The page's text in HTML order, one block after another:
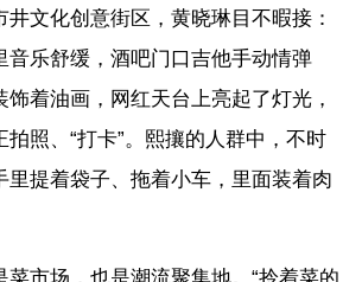
井文化创意街区，黄晓琳目不暇接：
音乐舒缓，酒吧门口吉他手动情弹
着油画，网红天台上亮起了灯光，
照、“打卡”。熙攘的人群中，不时
里提着袋子、拖着小车，里面装着肉
菜市场，也是潮流聚集地。“拎着菜的